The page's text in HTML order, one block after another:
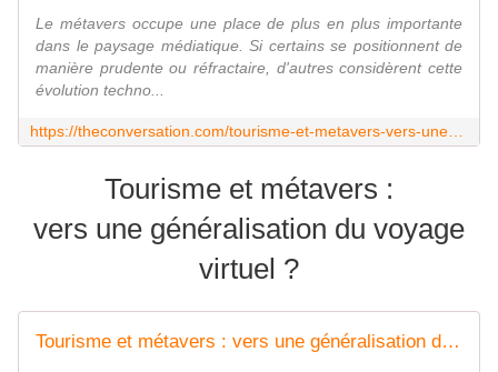
Le métavers occupe une place de plus en plus importante
dans le paysage médiatique. Si certains se positionnent de
manière prudente ou réfractaire, d'autres considèrent cette
évolution techno...
Tourisme et métavers :
vers une généralisation du voyage
virtuel ?
Tourisme et métavers : vers une généralisation du voyage virtuel ?